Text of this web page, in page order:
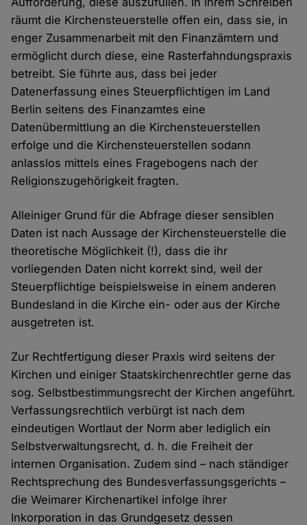
räumt die Kirchensteuerstelle offen ein, dass sie, in
enger Zusammenarbeit mit den Finanzämtern und
ermöglicht durch diese, eine Rasterfahndungspraxis
betreibt. Sie führte aus, dass bei jeder
Datenerfassung eines Steuerpflichtigen im Land
Berlin seitens des Finanzamtes eine
Datenübermittlung an die Kirchensteuerstellen
erfolge und die Kirchensteuerstellen sodann
anlasslos mittels eines Fragebogens nach der
Religionszugehörigkeit fragten.
Alleiniger Grund für die Abfrage dieser sensiblen
Daten ist nach Aussage der Kirchensteuerstelle die
theoretische Möglichkeit (!), dass die ihr
vorliegenden Daten nicht korrekt sind, weil der
Steuerpflichtige beispielsweise in einem anderen
Bundesland in die Kirche ein- oder aus der Kirche
ausgetreten ist.
Zur Rechtfertigung dieser Praxis wird seitens der
Kirchen und einiger Staatskirchenrechtler gerne das
sog. Selbstbestimmungsrecht der Kirchen angeführt.
Verfassungsrechtlich verbürgt ist nach dem
eindeutigen Wortlaut der Norm aber lediglich ein
Selbstverwaltungsrecht, d. h. die Freiheit der
internen Organisation. Zudem sind – nach ständiger
Rechtsprechung des Bundesverfassungsgerichts –
die Weimarer Kirchenartikel infolge ihrer
Inkorporation in das Grundgesetz dessen